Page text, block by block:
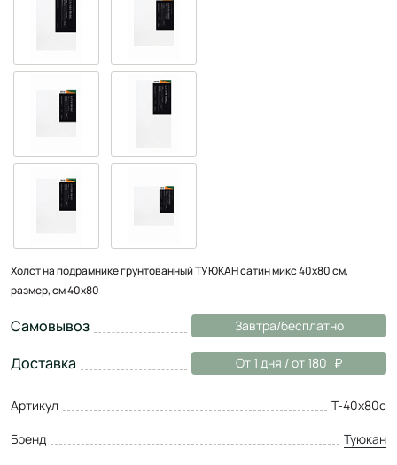
Холст на подрамнике грунтованный ТУЮКАН сатин микс 40х80 см,
размер, см 40x80
Самовывоз Завтра/бесплатно
Доставка От 1 дня / от 180
Артикул
Т-40х80с
Бренд
Туюкан